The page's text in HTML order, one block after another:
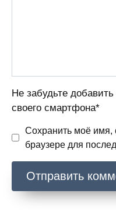
Не забудьте
своего смартфона*
Сохранить моё имя,
браузере для